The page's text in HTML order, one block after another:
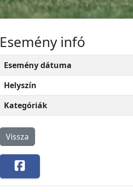
Esemény infó
Esemény dátuma
Helyszín
Kategóriák
Vissza